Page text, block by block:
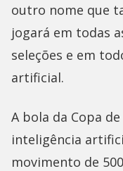
outro nome que
jogará em todas
seleções e em
artificial.
A bola da Copa
inteligência
movimento de